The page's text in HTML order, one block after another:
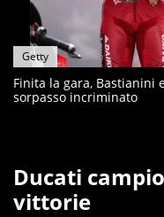
Getty
Finita la gara, Bastianini
sorpasso incriminato
Ducati
vittorie